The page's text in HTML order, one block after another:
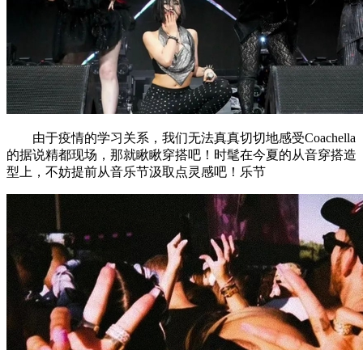
由于疫情的学习关系，我们无法真真切切地感受Coachella
的据说精都现场，那就瞅瞅穿搭吧！时髦在今夏的从音穿搭造
型上，不妨提前从音乐节汲取点灵感吧！乐节